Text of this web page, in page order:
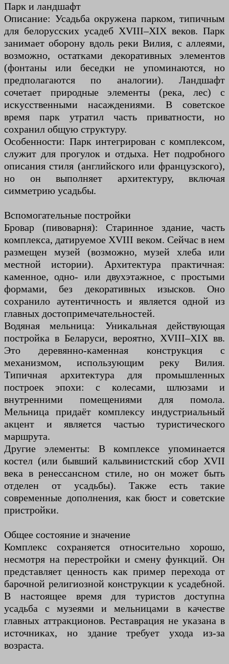
Парк и ландшафт
Описание: Усадьба окружена парком, типичным
для белорусских усадеб XVIII–XIX веков. Парк
занимает оборону вдоль реки Вилия, с аллеями,
возможно, остатками декоративных элементов
(фонтаны или беседки не упоминаются, но
предполагаются по аналогии). Ландшафт
сочетает природные элементы (река, лес) с
искусственными насаждениями. В советское
время парк утратил часть приватности, но
сохранил общую структуру.
Особенности: Парк интегрирован с комплексом,
служит для прогулок и отдыха. Нет подробного
описания стиля (английского или французского),
но он выполняет архитектуру, включая
симметрию усадьбы.
Вспомогательные постройки
Бровар (пивоварня): Старинное здание, часть
комплекса, датируемое XVIII веком. Сейчас в нем
размещен музей (возможно, музей хлеба или
местной истории). Архитектура практичная:
каменное, одно- или двухэтажное, с простыми
формами, без декоративных изысков. Оно
сохранило аутентичность и является одной из
главных достопримечательностей.
Водяная мельница: Уникальная действующая
постройка в Беларуси, вероятно, XVIII–XIX вв.
Это деревянно-каменная конструкция с
механизмом, использующим реку Вилия.
Типичная архитектура для промышленных
построек эпохи: с колесами, шлюзами и
внутренними помещениями для помола.
Мельница придаёт комплексу индустриальный
акцент и является частью туристического
маршрута.
Другие элементы: В комплексе упоминается
костел (или бывший кальвинистский сбор XVII
века в ренессансном стиле, но он может быть
отделен от усадьбы). Также есть такие
современные дополнения, как бюст и советские
пристройки.
Общее состояние и значение
Комплекс сохраняется относительно хорошо,
несмотря на перестройки и смену функций. Он
представляет ценность как пример перехода от
барочной религиозной конструкции к усадебной.
В настоящее время для туристов доступна
усадьба с музеями и мельницами в качестве
главных аттракционов. Реставрация не указана в
источниках, но здание требует ухода из-за
возраста.